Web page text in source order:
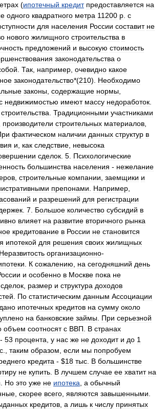
(ипотечный кредит предоставляется на
одного квадратного метра 11200 р с
для населения России составит не
нового жилищного строительства в
предложений и высокую стоимость
законодательства о
Так например очевидно какое
законодательство*(210). Необходимо
законы содержащие нормы
недвижимостью имеют массу недоработок
строительства Традиционными участниками
производители строительных материалов
фактическом наличии данных структур в
и как следствие невысока
сделок 5 Психологические
большинства населения - нежелание
строительные компании заемщики и
препонами Например
и разрешений для регистрации
7 Большое количество субсидий в
влияет на развитие вторичного рынка
кредитование в России не становится
ипотекой для решения своих жилищных
Неразвитость организационно-
К сожалению на сегодняшний день
и особенно в Москве пока не
сделок размер и структура доходов
По статистическим данным Ассоциации
ипотечных кредитов на сумму около
на банковские займы При серьезной
объем соотносят с ВВП В странах
- 53 процента у нас же не доходит и до 1
таким образом если мы попробуем
кредита - $18 тыс В большинстве
не купить В лучшем случае ее хватит на
Но это уже не ипотека а обычный
скорее всего являются завышенными
кредитов а лишь к числу принятых